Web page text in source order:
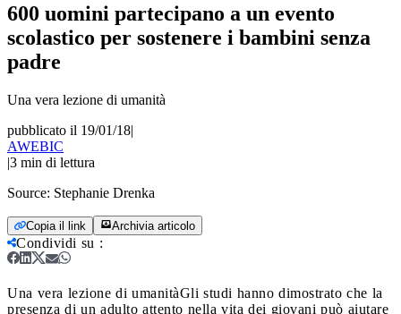
600 uomini partecipano a un evento
scolastico per sostenere i bambini senza
padre
Una vera lezione di umanità
pubblicato il 19/01/18|
AWEBIC
|3 min di lettura
Source: Stephanie Drenka
Copia il link Archivia articolo
Condividi su :
Una vera lezione di umanitàGli studi hanno dimostrato che la
presenza di un adulto attento nella vita dei giovani può aiutare